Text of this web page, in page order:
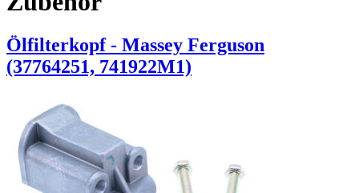
Ölfilterkopf - Massey Ferguson
(37764251, 741922M1)